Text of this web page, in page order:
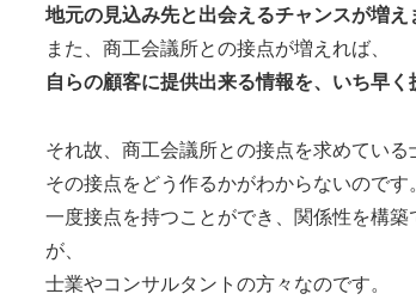
地元の見込み先と出会えるチャンスが増え
また、商工会議所との接点が増えれば、
自らの顧客に提供出来る情報を、いち早
それ故、商工会議所との接点を求めている
その接点をどう作るかがわからないのです
一度接点を持つことができ、関係性を構
が、
士業やコンサルタントの方々なのです。